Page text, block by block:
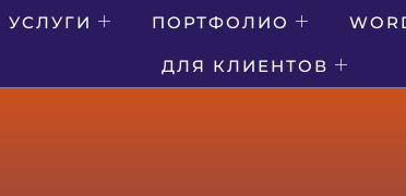
УСЛУГИ ПОРТФОЛИО
ДЛЯ КЛИЕНТОВ